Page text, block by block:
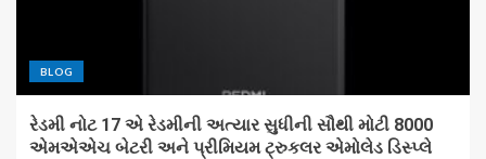
BLOG
રેડમી નોટ 17 એ રેડમીની અત્યાર સુધીની સૌથી મોટી 8000
એમએએચ બેટરી અને પ્રીમિયમ ટ્રુકલર એમોલેડ ડિસ્પ્લે